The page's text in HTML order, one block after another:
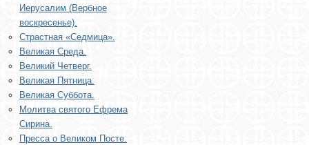
Иерусалим (Вербное
воскресенье).
Страстная «Седмица».
Великая Среда.
Великий Четверг.
Великая Пятница.
Великая Суббота.
Молитва святого Ефрема
Сирина.
Пресса о Великом Посте.